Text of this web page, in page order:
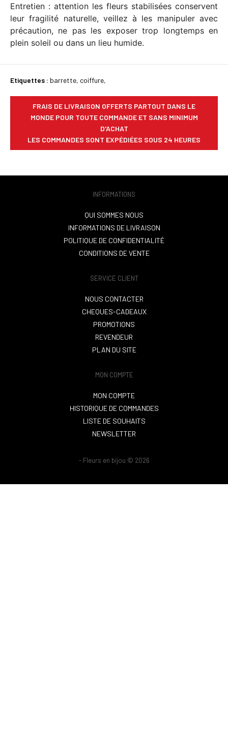
Entretien : attention les fleurs stabilisées conservent
leur fragilité naturelle, veillez à les manipuler avec
précaution, ne pas les exposer trop longtemps en
plein soleil ou dans un lieu humide.
Etiquettes : barrette, coiffure,
FRAIS DE LIVRAISON OFFERTS PARTOUT DANS LE
MONDE POUR TOUTE COMMANDE ET SANS MINIMUM
D'ACHAT
LES COMMANDES SONT EXPÉDIÉES SOUS 24 HEURES
INFORMATIONS
QUI SOMMES NOUS
INFORMATIONS DE LIVRAISON
POLITIQUE DE CONFIDENTIALITÉ
CONDITIONS DE VENTE
SERVICE CLIENT
NOUS CONTACTER
CHEQUES-CADEAUX
PROMOTIONS
REVENDEUR
PLAN DU SITE
MON COMPTE
MON COMPTE
HISTORIQUE DE COMMANDES
LISTE DE SOUHAITS
NEWSLETTER
- Fleurs en bijou © 2026